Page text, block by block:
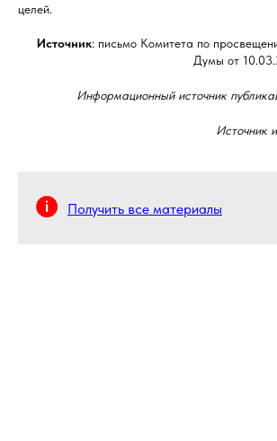
целей.
Источник: письмо Комитета по
Думы от
Информационный источник
Источник
Получить все материалы